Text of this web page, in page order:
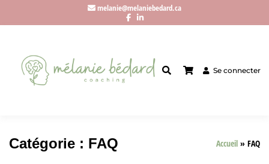
melanie@melaniebedard.ca
Se connecter
Catégorie : FAQ Accueil FAQ